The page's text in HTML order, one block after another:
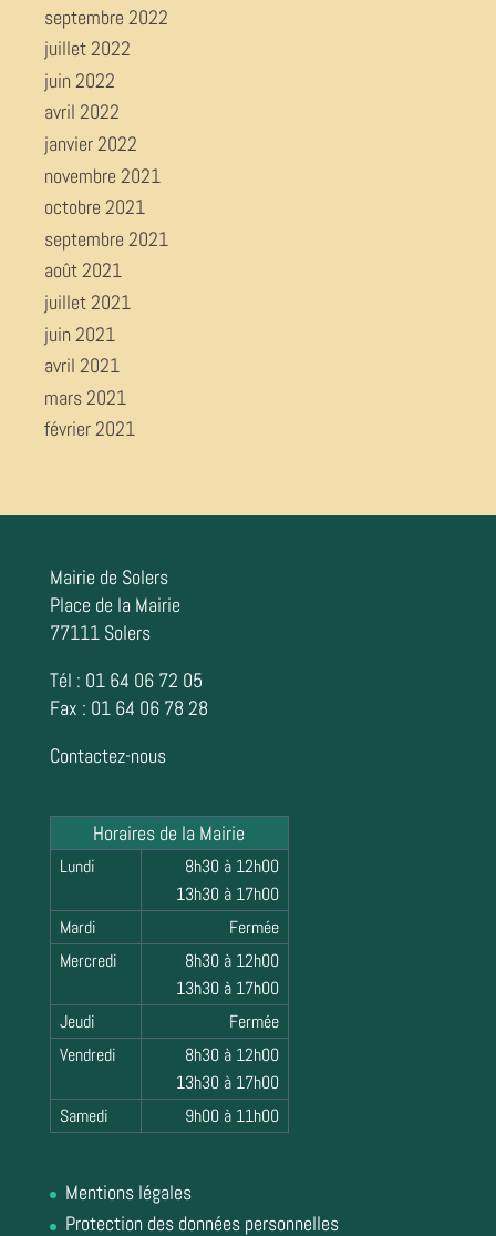
septembre 2022
juillet 2022
juin 2022
avril 2022
janvier 2022
novembre 2021
octobre 2021
septembre 2021
août 2021
juillet 2021
juin 2021
avril 2021
mars 2021
février 2021
Mairie de Solers
Place de la Mairie
77111 Solers
Tél : 01 64 06 72 05
Fax : 01 64 06 78 28
Contactez-nous
Horaires de la Mairie
Lundi
8h30 à 12h00
13h30 à 17h00
Mardi
Fermée
Mercredi
8h30 à 12h00
13h30 à 17h00
Jeudi
Fermée
Vendredi
8h30 à 12h00
13h30 à 17h00
Samedi
9h00 à 11h00
Mentions légales
Protection des données personnelles